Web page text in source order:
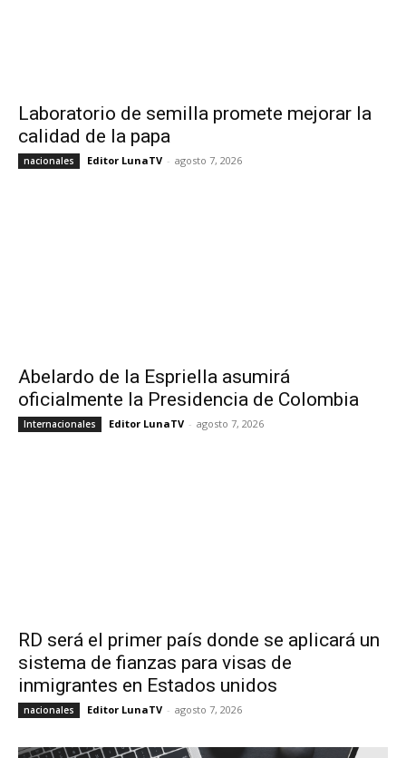
Laboratorio de semilla promete mejorar la
calidad de la papa
nacionales Editor LunaTV - agosto 7, 2026
Abelardo de la Espriella asumirá
oficialmente la Presidencia de Colombia
Internacionales Editor LunaTV - agosto 7, 2026
RD será el primer país donde se aplicará un
sistema de fianzas para visas de
inmigrantes en Estados unidos
nacionales Editor LunaTV - agosto 7, 2026